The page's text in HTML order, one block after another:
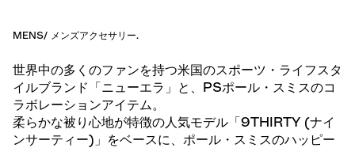
MENS/ メンズアクセサリー.
世界中の多くのファンを持つ米国のスポーツ・ライフスタ
イルブランド「ニューエラ」と、PSポール・スミスのコ
ラボレーションアイテム。
柔らかな被り心地が特徴の人気モデル「9THIRTY (ナイ
ンサーティー)」をベースに、ポール・スミスのハッピー